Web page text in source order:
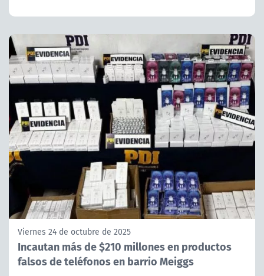
Viernes 24 de octubre de 2025
Incautan más de $210 millones en productos
falsos de teléfonos en barrio Meiggs